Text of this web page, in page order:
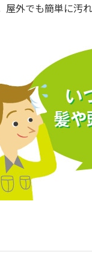
外でも簡単に汚れ